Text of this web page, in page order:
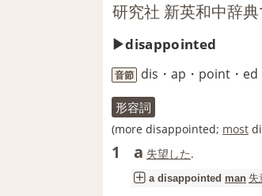
研究社 新英和中辞
disappointed
音節 dis・ap・point・ed
形容詞
(more disappointed; most
1 a 失望した.
a disappointed man 失